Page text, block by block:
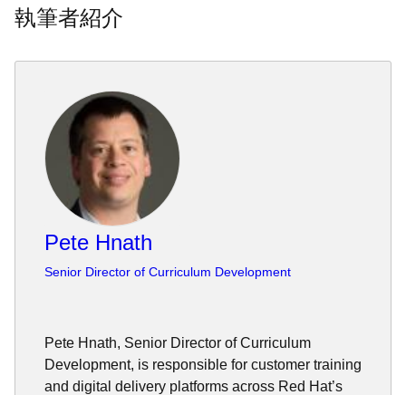
執筆者紹介
Pete Hnath
Senior Director of Curriculum Development
Pete Hnath, Senior Director of Curriculum
Development, is responsible for customer training
and digital delivery platforms across Red Hat’s